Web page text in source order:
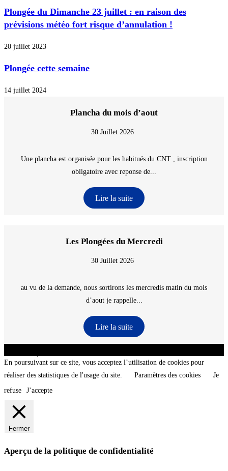
Plongée du Dimanche 23 juillet : en raison des
prévisions météo fort risque d’annulation !
20 juillet 2023
Plongée cette semaine
14 juillet 2024
Plancha du mois d’aout
30 Juillet 2026
Une plancha est organisée pour les habitués du CNT , inscription
obligatoire avec reponse de...
Lire la suite
Les Plongées du Mercredi
30 Juillet 2026
au vu de la demande, nous sortirons les mercredis matin du mois
d’aout je rappelle...
Lire la suite
En poursuivant sur ce site, vous acceptez l’utilisation de cookies pour
réaliser des statistiques de l'usage du site.
Paramètres des cookies
Je
refuse
J’accepte
Fermer
Aperçu de la politique de confidentialité